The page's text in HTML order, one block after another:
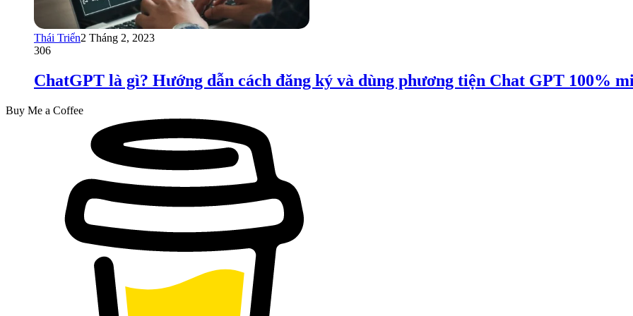
Thái Triển2 Tháng 2, 2023
306
ChatGPT là gì? Hướng dẫn cách đăng ký và dùng phương tiện Chat GPT 100%
Buy Me a Coffee